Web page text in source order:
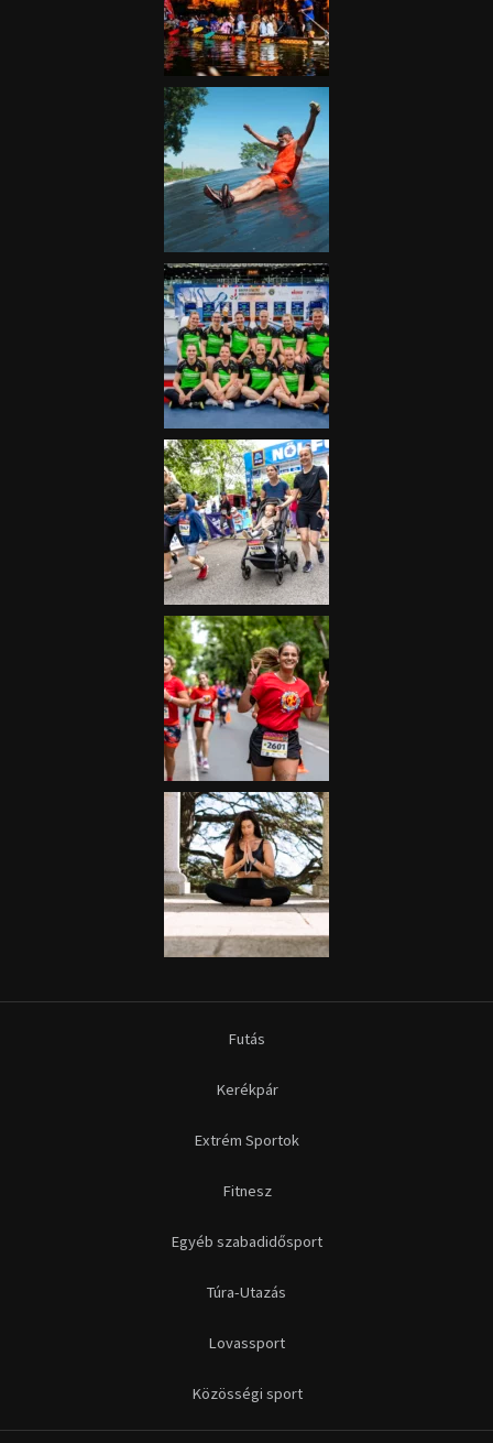
Futás
Kerékpár
Extrém Sportok
Fitnesz
Egyéb szabadidősport
Túra-Utazás
Lovassport
Közösségi sport